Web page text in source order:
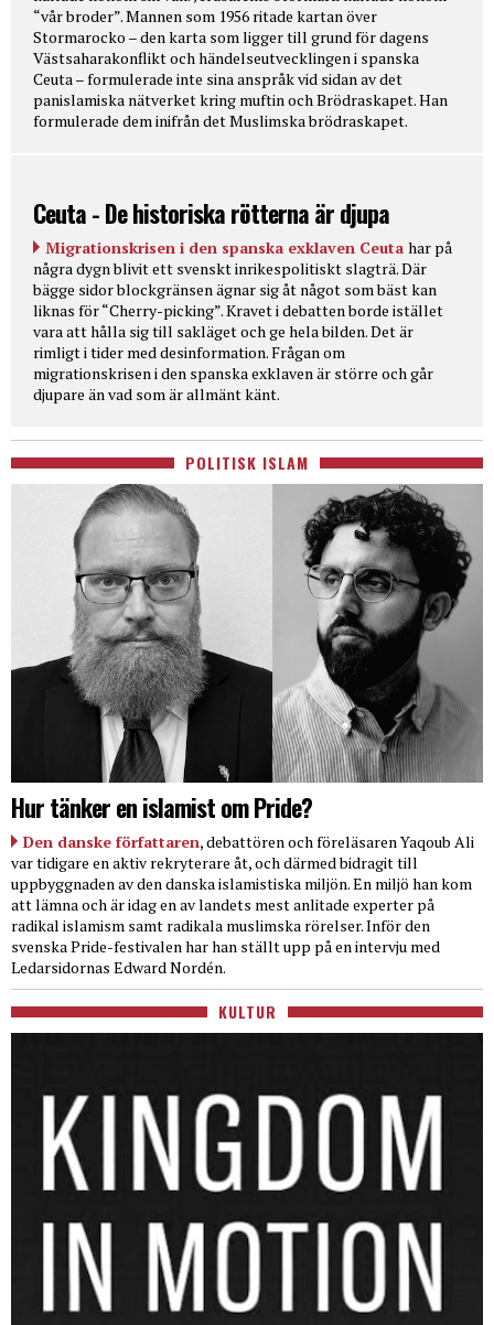
“vår broder”. Mannen som 1956 ritade kartan över
Stormarocko – den karta som ligger till grund för dagens
Västsaharakonflikt och händelseutvecklingen i spanska
Ceuta – formulerade inte sina anspråk vid sidan av det
panislamiska nätverket kring muftin och Brödraskapet. Han
formulerade dem inifrån det Muslimska brödraskapet.
Ceuta - De historiska rötterna är djupa
Migrationskrisen i den spanska exklaven Ceuta har på
några dygn blivit ett svenskt inrikespolitiskt slagträ. Där
bägge sidor blockgränsen ägnar sig åt något som bäst kan
liknas för “Cherry-picking”. Kravet i debatten borde istället
vara att hålla sig till sakläget och ge hela bilden. Det är
rimligt i tider med desinformation. Frågan om
migrationskrisen i den spanska exklaven är större och går
djupare än vad som är allmänt känt.
POLITISK ISLAM
Hur tänker en islamist om Pride?
Den danske författaren, debattören och föreläsaren Yaqoub Ali
var tidigare en aktiv rekryterare åt, och därmed bidragit till
uppbyggnaden av den danska islamistiska miljön. En miljö han kom
att lämna och är idag en av landets mest anlitade experter på
radikal islamism samt radikala muslimska rörelser. Inför den
svenska Pride-festivalen har han ställt upp på en intervju med
Ledarsidornas Edward Nordén.
KULTUR